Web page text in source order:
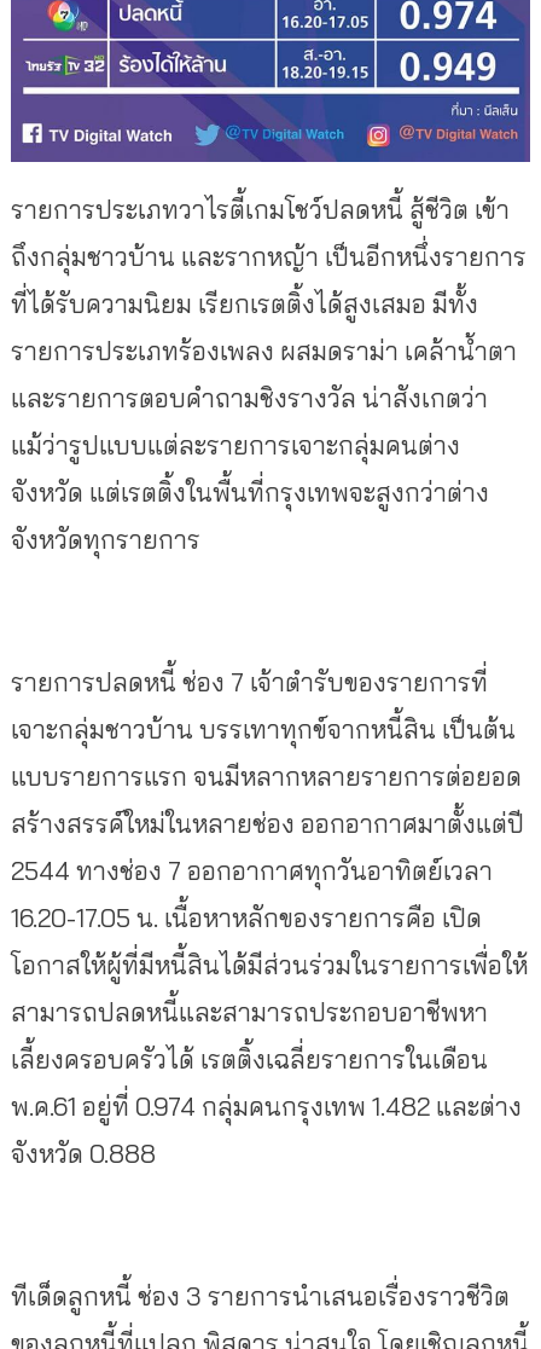
รายการประเภทวาไรตี้เกมโชว์ปลดหนี้ สู้ชีวิต เข้า
ถึงกลุ่มชาวบ้าน และรากหญ้า เป็นอีกหนึ่งรายการ
ที่ได้รับความนิยม เรียกเรตติ้งได้สูงเสมอ มีทั้ง
รายการประเภทร้องเพลง ผสมดราม่า เคล้าน้ำตา
และรายการตอบคำถามชิงรางวัล น่าสังเกตว่า
แม้ว่ารูปแบบแต่ละรายการเจาะกลุ่มคนต่าง
จังหวัด แต่เรตติ้งในพื้นที่กรุงเทพจะสูงกว่าต่าง
จังหวัดทุกรายการ
รายการปลดหนี้ ช่อง 7 เจ้าตำรับของรายการที่
เจาะกลุ่มชาวบ้าน บรรเทาทุกข์จากหนี้สิน เป็นต้น
แบบรายการแรก จนมีหลากหลายรายการต่อยอด
สร้างสรรค์ใหม่ในหลายช่อง ออกอากาศมาตั้งแต่ปี
2544 ทางช่อง 7 ออกอากาศทุกวันอาทิตย์เวลา
16.20-17.05 น. เนื้อหาหลักของรายการคือ เปิด
โอกาสให้ผู้ที่มีหนี้สินได้มีส่วนร่วมในรายการเพื่อให้
สามารถปลดหนี้และสามารถประกอบอาชีพหา
เลี้ยงครอบครัวได้ เรตติ้งเฉลี่ยรายการในเดือน
พ.ค.61 อยู่ที่ 0.974 กลุ่มคนกรุงเทพ 1.482 และต่าง
จังหวัด 0.888
ทีเด็ดลูกหนี้ ช่อง 3 รายการนำเสนอเรื่องราวชีวิต